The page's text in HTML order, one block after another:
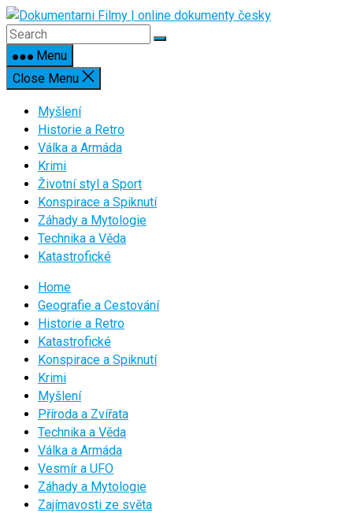
Skip
to
contentMenu
Close Menu
Myšlení
Historie a Retro
Válka a Armáda
Krimi
Životní styl a Sport
Konspirace a Spiknutí
Záhady a Mytologie
Technika a Věda
Katastrofické
Home
Geografie a Cestování
Historie a Retro
Katastrofické
Konspirace a Spiknutí
Krimi
Myšlení
Příroda a Zvířata
Technika a Věda
Válka a Armáda
Vesmír a UFO
Záhady a Mytologie
Zajímavosti ze světa